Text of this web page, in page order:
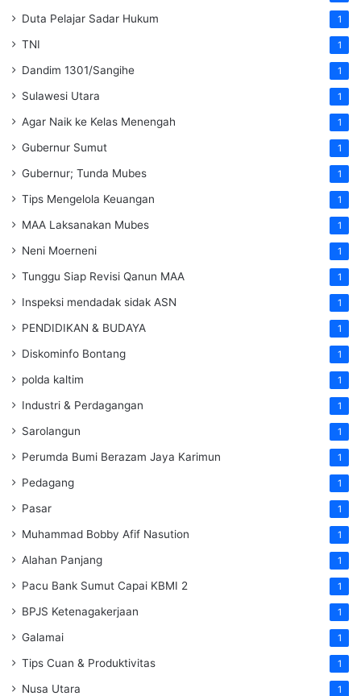
Duta Pelajar Sadar Hukum 1
TNI 1
Dandim 1301/Sangihe 1
Sulawesi Utara 1
Agar Naik ke Kelas Menengah 1
Gubernur Sumut 1
Gubernur; Tunda Mubes 1
Tips Mengelola Keuangan 1
MAA Laksanakan Mubes 1
Neni Moerneni 1
Tunggu Siap Revisi Qanun MAA 1
Inspeksi mendadak sidak ASN 1
PENDIDIKAN & BUDAYA 1
Diskominfo Bontang 1
polda kaltim 1
Industri & Perdagangan 1
Sarolangun 1
Perumda Bumi Berazam Jaya Karimun 1
Pedagang 1
Pasar 1
Muhammad Bobby Afif Nasution 1
Alahan Panjang 1
Pacu Bank Sumut Capai KBMI 2 1
BPJS Ketenagakerjaan 1
Galamai 1
Tips Cuan & Produktivitas 1
Nusa Utara 1